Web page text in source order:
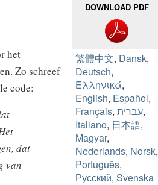
het
Zo schreef
code:
dat
van
DOWNLOAD PDF
繁體中文, Dansk,
Deutsch,
Ελληνικά,
English, Español,
Français,עברית,
Italiano, 日本語,
Magyar,
Nederlands, Norsk,
Português,
Русский,Svenska